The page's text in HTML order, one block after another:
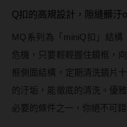
Q扣的高規設計，隙縫髒汙
MQ系列為「miniQ扣」結
危機，只要輕輕握住鏡框，
框側面結構。定期清洗鏡片
的汙垢，能徹底的清洗。優
必要的條件之一，你絕不可錯